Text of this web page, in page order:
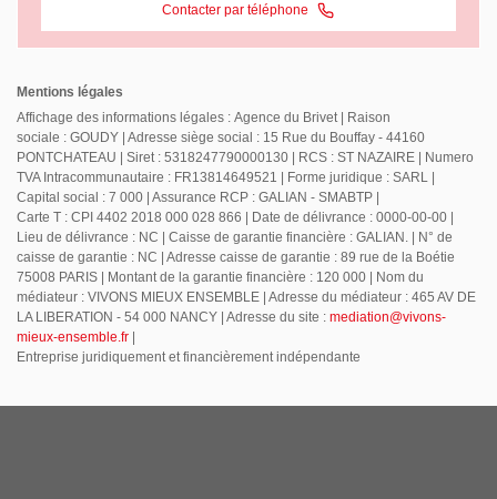
Contacter par téléphone
Mentions légales
Affichage des informations légales : Agence du Brivet | Raison
sociale : GOUDY | Adresse siège social : 15 Rue du Bouffay - 44160
PONTCHATEAU | Siret : 5318247790000130 | RCS : ST NAZAIRE | Numero
TVA Intracommunautaire : FR13814649521 | Forme juridique : SARL |
Capital social : 7 000 | Assurance RCP : GALIAN - SMABTP |
Carte T : CPI 4402 2018 000 028 866 | Date de délivrance : 0000-00-00 |
Lieu de délivrance : NC | Caisse de garantie financière : GALIAN. | N° de
caisse de garantie : NC | Adresse caisse de garantie : 89 rue de la Boétie
75008 PARIS | Montant de la garantie financière : 120 000 | Nom du
médiateur : VIVONS MIEUX ENSEMBLE | Adresse du médiateur : 465 AV DE
LA LIBERATION - 54 000 NANCY | Adresse du site : mediation@vivons-
mieux-ensemble.fr |
Entreprise juridiquement et financièrement indépendante